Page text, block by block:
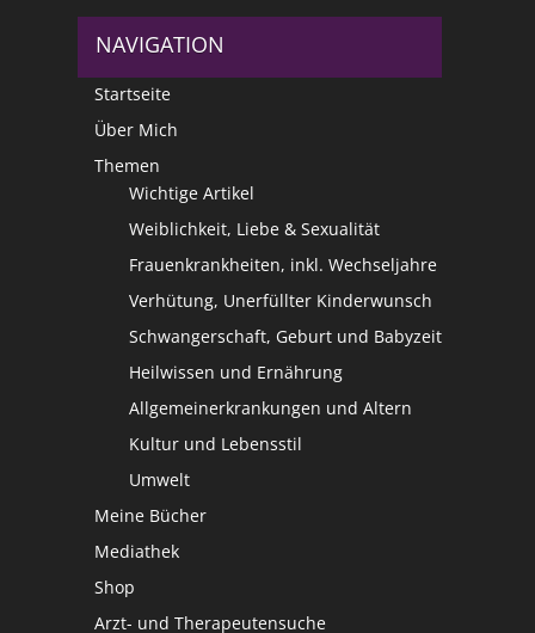
NAVIGATION
Startseite
Über Mich
Themen
Wichtige Artikel
Weiblichkeit, Liebe & Sexualität
Frauenkrankheiten, inkl. Wechseljahre
Verhütung, Unerfüllter Kinderwunsch
Schwangerschaft, Geburt und Babyzeit
Heilwissen und Ernährung
Allgemeinerkrankungen und Altern
Kultur und Lebensstil
Umwelt
Meine Bücher
Mediathek
Shop
Arzt- und Therapeutensuche